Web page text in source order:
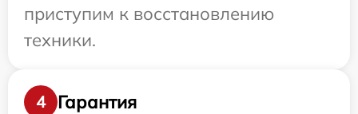
приступим к восстановлению
техники.
4
Гарантия